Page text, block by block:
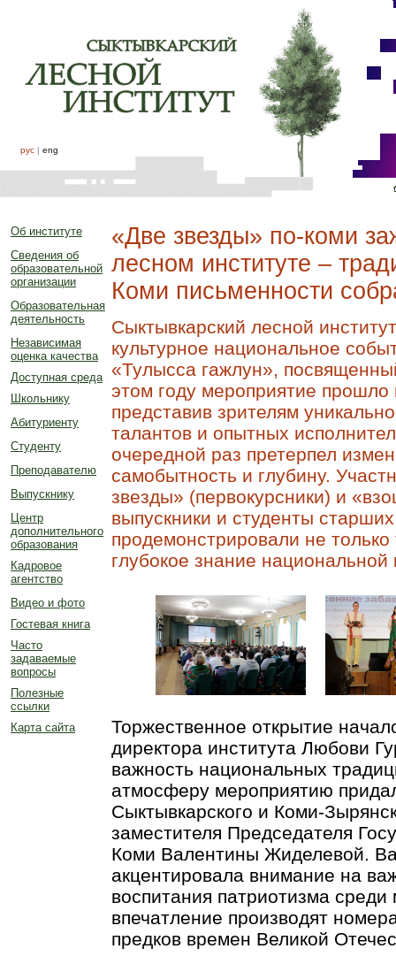
рус | eng
Об институте
Сведения об
образовательной
организации
Образовательная
деятельность
Независимая
оценка качества
Доступная среда
Школьнику
Абитуриенту
Студенту
Преподавателю
Выпускнику
Центр
дополнительного
образования
Кадровое
агентство
Видео и фото
Гостевая книга
Часто
задаваемые
вопросы
Полезные
ссылки
Карта сайта
«Две звезды» по-коми
лесном институте –
Коми письменности
Сыктывкарский лесной
культурное национальное
«Тулысса гажлун»,
этом году мероприятие
представив зрителям
талантов и опытных
очередной раз претерпел
самобытность и глубину.
звезды» (первокурсники) и
выпускники и студенты
продемонстрировали не
глубокое знание национальной
Торжественное открытие
директора института Любови
важность национальных
атмосферу мероприятию
Сыктывкарского и Коми-
заместителя Председателя
Коми Валентины Жиделевой.
акцентировала внимание на
воспитания патриотизма
впечатление производят
предков времен Великой